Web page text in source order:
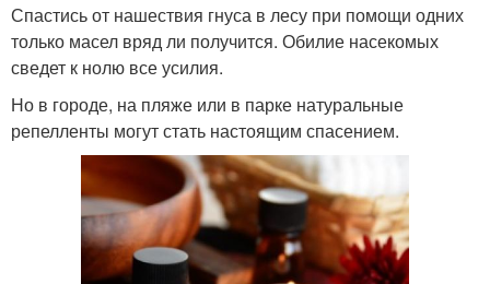
Спастись от нашествия гнуса в лесу при помощи одних
только масел вряд ли получится. Обилие насекомых
сведет к нолю все усилия.
Но в городе, на пляже или в парке натуральные
репелленты могут стать настоящим спасением.